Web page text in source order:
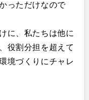
っただけなので
に、私たちは他に
役割分担を超えて
境づくりにチャレ